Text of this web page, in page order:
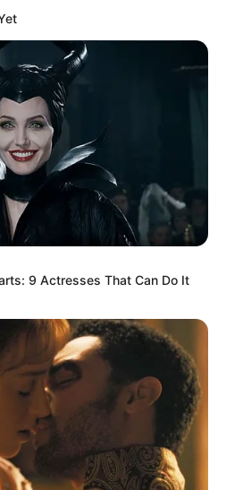
9 Actresses That Can Do It